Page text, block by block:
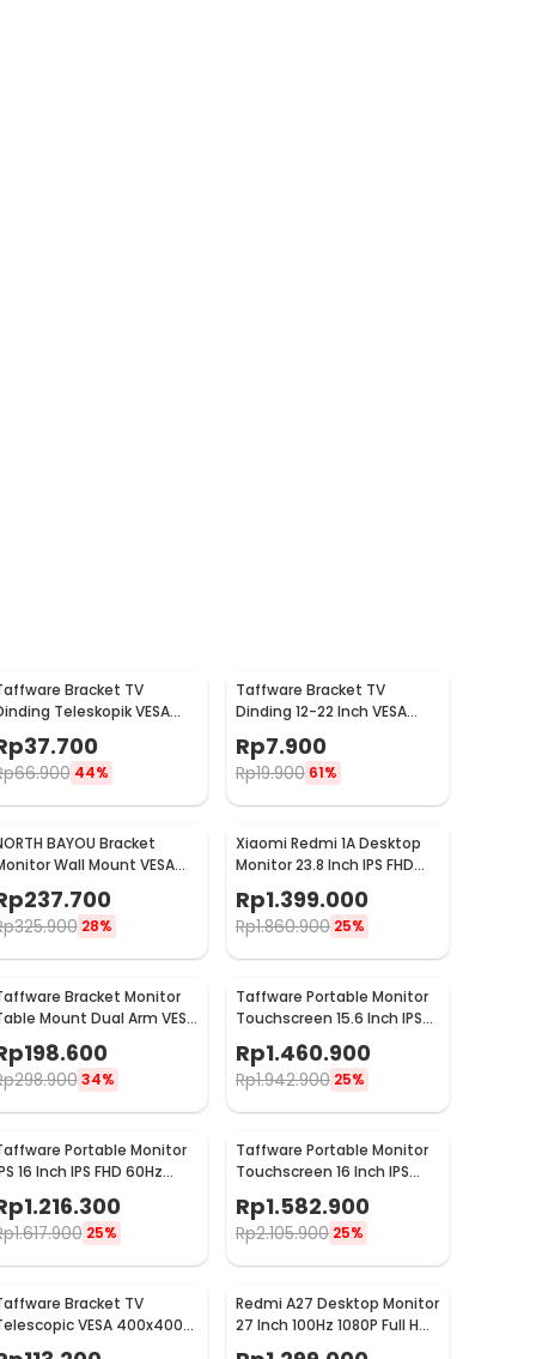
Bracket TV
Teleskopik VESA
75x75 100x100 10-32 Inch -
210
37.700
66.900 44%
Taffware Bracket TV
Dinding 12-22 Inch VESA
Rp7.900
Rp19.900 61%
BAYOU Bracket
Wall Mount VESA
100 x 100 17-27 Inch TV -
237.700
325.900 28%
Xiaomi Redmi 1A Desktop
Monitor 23.8 Inch IPS FHD
60Hz Ultra-thin HDMI -
RMMNT238NF
Rp1.399.000
Rp1.860.900 25%
Bracket Monitor
Mount Dual Arm VESA
100x100 13-27 Inch - KMT-2
198.600
298.900 34%
Taffware Portable Monitor
Touchscreen 15.6 Inch IPS
1080P 60Hz Type C -
1560MTS
Rp1.460.900
Rp1.942.900 25%
Portable Monitor
16 Inch IPS FHD 60Hz
Without Touchscreen -
1.216.300
1.617.900 25%
Taffware Portable Monitor
Touchscreen 16 Inch IPS
FHD 60Hz Type C - 1600XTS
Rp1.582.900
Rp2.105.900 25%
Bracket TV
VESA 400x400
for 32-65 Inch TV - P4
Redmi A27 Desktop Monitor
27 Inch 100Hz 1080P Full HD